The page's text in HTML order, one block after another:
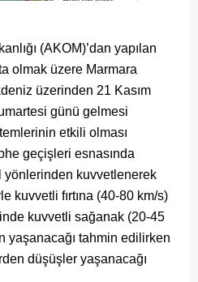
(AKOM)’dan yapılan
olmak üzere Marmara
üzerinden 21 Kasım
günü gelmesi
etkili olması
geçişleri esnasında
yönlerinden kuvvetlenerek
kuvvetli fırtına (40-80 km/s)
kuvvetli sağanak (20-45
yaşanacağı tahmin edilirken
düşüşler yaşanacağı